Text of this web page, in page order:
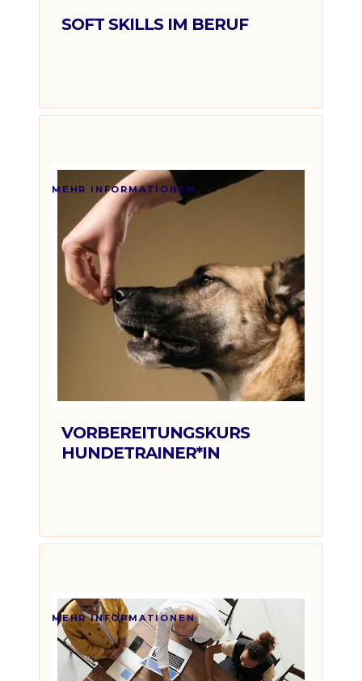
SOFT SKILLS IM BERUF
euro 999€
VORBEREITUNGSKURS
HUNDETRAINER*IN
MEHR INFORMATIONEN
euro Ab 1.199€
MEHR INFORMATIONEN